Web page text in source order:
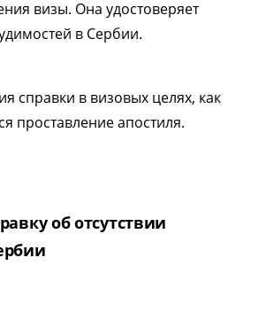
визы. Она удостоверяет
в Сербии.
справки в визовых целях, как
проставление апостиля.
об отсутствии